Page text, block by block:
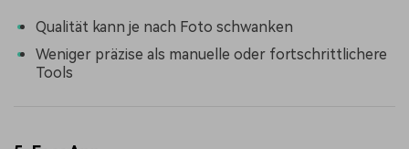
Qualität kann je nach Foto schwanken
Weniger präzise als manuelle oder fortschrittlichere
Tools